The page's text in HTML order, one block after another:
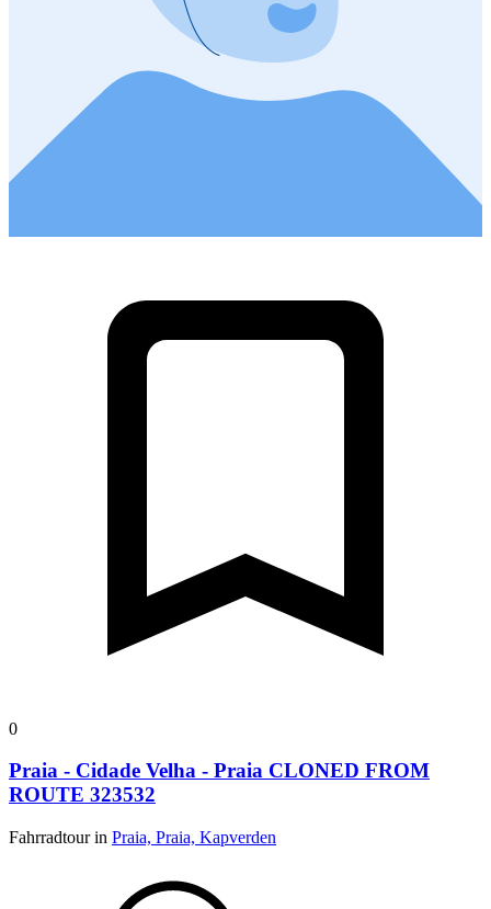
0
Praia - Cidade Velha - Praia CLONED FROM
ROUTE 323532
Fahrradtour in Praia, Praia, Kapverden